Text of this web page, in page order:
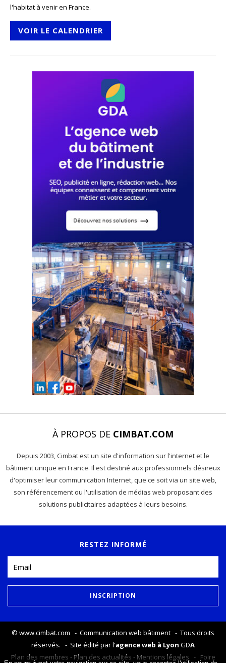
l'habitat à venir en France.
VOIR LE CALENDRIER
À PROPOS DE CIMBAT.COM
Depuis 2003, Cimbat est un site d'information sur l'internet et le
bâtiment unique en France. Il est destiné aux professionnels désireux
d'optimiser leur communication Internet, que ce soit via un site web,
son référencement ou l'utilisation de médias web proposant des
solutions publicitaires adaptées à leurs besoins.
RESTEZ INFORMÉ
© www.cimbat.com - Communication web bâtiment - Tous droits
réservés. - Site édité par l'agence web à Lyon GDA
Plan des membres -Plan des actualités -Mentions légales - Foire